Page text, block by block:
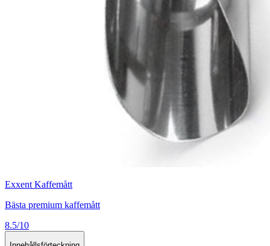
Exxent Kaffemått
Bästa premium kaffemått
8.5/10